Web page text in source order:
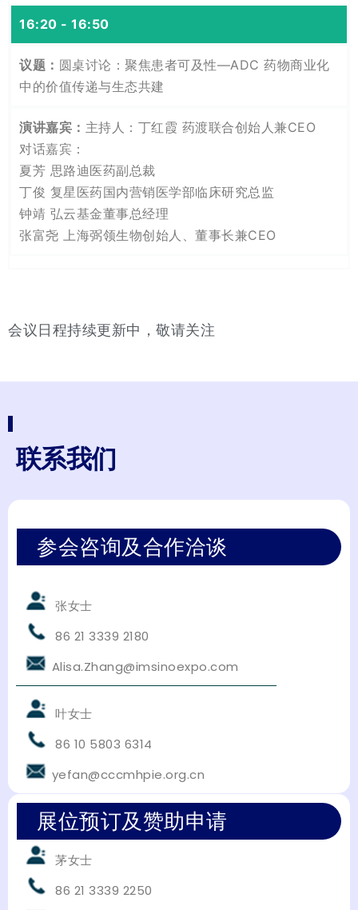
16:20 - 16:50
圆桌讨论：聚焦患者可及性—ADC 药物商业化
中的价值传递与生态共建
主持人：丁红霞 药渡联合创始人兼CEO
对话嘉宾：
夏芳 思路迪医药副总裁
丁俊 复星医药国内营销医学部临床研究总监
钟靖 弘云基金董事总经理
张富尧 上海弼领生物创始人、董事长兼CEO
会议日程持续更新中，敬请关注
联系我们
参会咨询及合作洽谈
张女士
86 21 3339 2180
Alisa.Zhang@imsinoexpo.com
叶女士
86 10 5803 6314
yefan@cccmhpie.org.cn
展位预订及赞助申请
茅女士
86 21 3339 2250